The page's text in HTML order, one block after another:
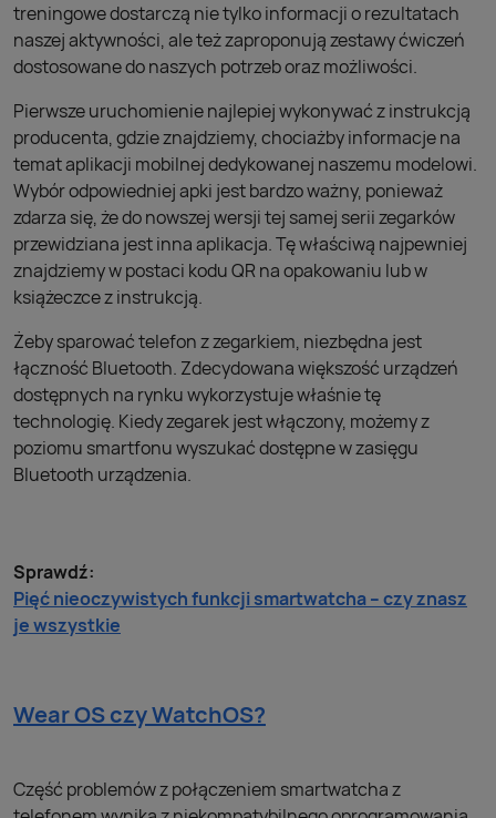
treningowe dostarczą nie tylko informacji o rezultatach
naszej aktywności, ale też zaproponują zestawy ćwiczeń
dostosowane do naszych potrzeb oraz możliwości.
Pierwsze uruchomienie najlepiej wykonywać z instrukcją
producenta, gdzie znajdziemy, chociażby informacje na
temat aplikacji mobilnej dedykowanej naszemu modelowi.
Wybór odpowiedniej apki jest bardzo ważny, ponieważ
zdarza się, że do nowszej wersji tej samej serii zegarków
przewidziana jest inna aplikacja. Tę właściwą najpewniej
znajdziemy w postaci kodu QR na opakowaniu lub w
książeczce z instrukcją.
Żeby sparować telefon z zegarkiem, niezbędna jest
łączność Bluetooth. Zdecydowana większość urządzeń
dostępnych na rynku wykorzystuje właśnie tę
technologię. Kiedy zegarek jest włączony, możemy z
poziomu smartfonu wyszukać dostępne w zasięgu
Bluetooth urządzenia.
Sprawdź:
Pięć nieoczywistych funkcji smartwatcha – czy znasz
je wszystkie
Wear OS czy WatchOS?
Część problemów z połączeniem smartwatcha z